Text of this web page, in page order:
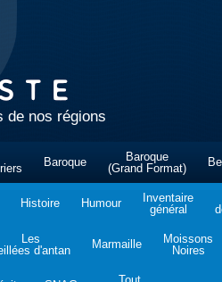
de nos régions
Baroque
Baroque
(Grand Format)
Histoire Humour
Inventaire
général
Les
d'antan
Marmaille
Moissons
Noires